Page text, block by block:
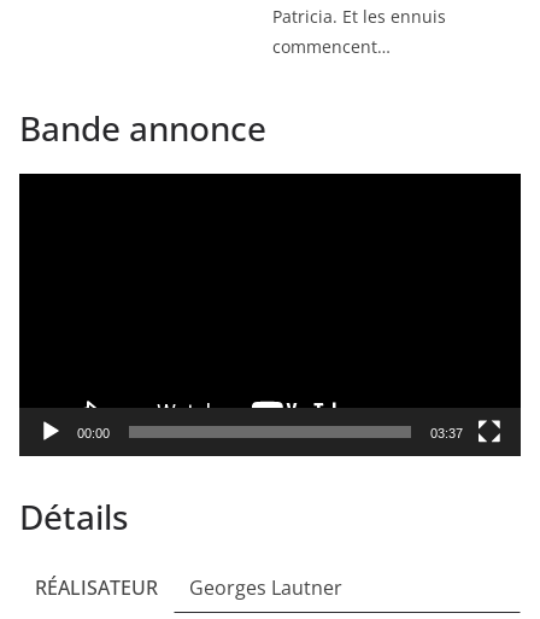
Patricia. Et les ennuis
commencent…
Bande annonce
00:00 03:37
Détails
RÉALISATEUR
Georges Lautner